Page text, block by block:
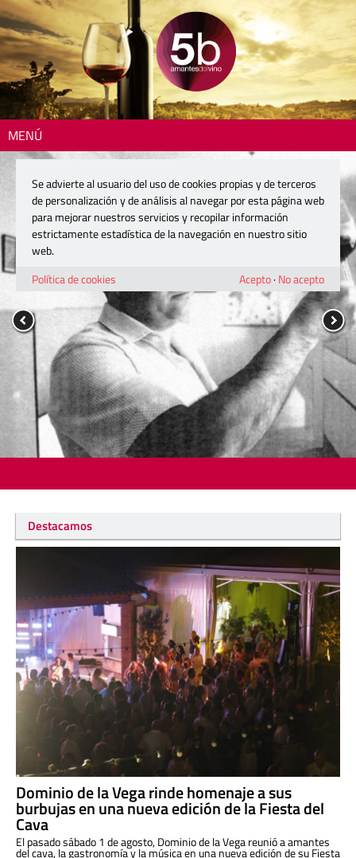
MENÚ
Destacamos
Dominio de la Vega rinde homenaje a sus
burbujas en una nueva edición de la Fiesta del
Cava
El pasado sábado 1 de agosto, Dominio de la Vega reunió a amantes
del cava, la gastronomía y la música en una nueva edición de su Fiesta
Se advierte al usuario del uso de cookies propias y de terceros
de personalización y de análisis al navegar por esta página web
para mejorar nuestros servicios y recopilar información
estrictamente estadística de la navegación en nuestro sitio
web.
Política de cookies
Acepto· No acepto